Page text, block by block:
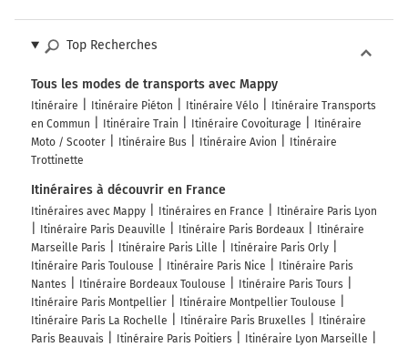
Top Recherches
Tous les modes de transports avec Mappy
Itinéraire Itinéraire Piéton Itinéraire Vélo
Itinéraire Transports
en Commun
Itinéraire Train Itinéraire Covoiturage
Itinéraire
Moto / Scooter
Itinéraire Bus Itinéraire Avion
Itinéraire
Trottinette
Itinéraires à découvrir en France
Itinéraires avec Mappy Itinéraires en France
Itinéraire Paris Lyon
Itinéraire Paris Deauville
Itinéraire Paris Bordeaux
Itinéraire
Marseille Paris
Itinéraire Paris Lille
Itinéraire Paris Orly
Itinéraire Paris Toulouse
Itinéraire Paris Nice
Itinéraire Paris
Nantes
Itinéraire Bordeaux Toulouse
Itinéraire Paris Tours
Itinéraire Paris Montpellier
Itinéraire Montpellier Toulouse
Itinéraire Paris La Rochelle
Itinéraire Paris Bruxelles
Itinéraire
Paris Beauvais
Itinéraire Paris Poitiers
Itinéraire Lyon Marseille